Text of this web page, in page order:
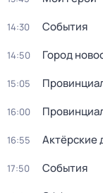
14:30 События
14:50 Город
15:05
16:00
16:55 Актёрские
17:50 События